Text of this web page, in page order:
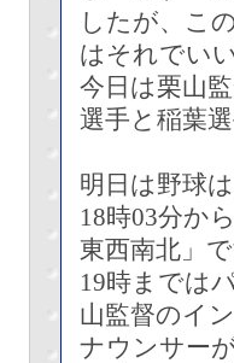
したが、こ
はそれでい
今日は栗山
選手と稲葉
明日は野球
18時03分か
東西南北」
19時までは
山監督のイ
ナウンサー